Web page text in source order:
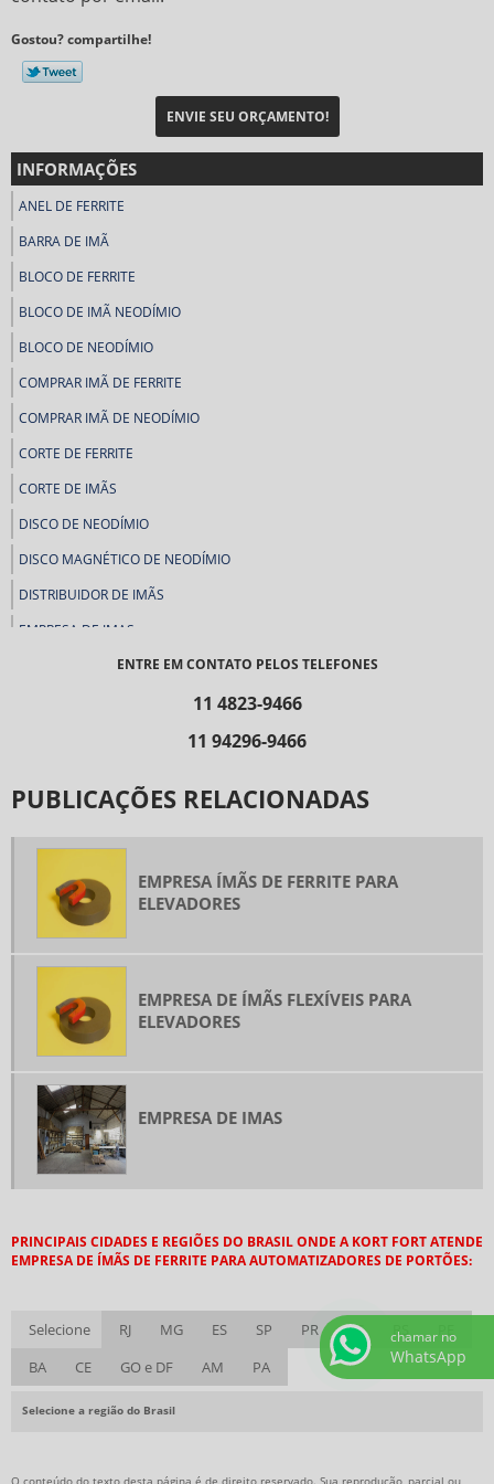
Gostou? compartilhe!
ENVIE SEU ORÇAMENTO!
INFORMAÇÕES
ANEL DE FERRITE
BARRA DE IMÃ
BLOCO DE FERRITE
BLOCO DE IMÃ NEODÍMIO
BLOCO DE NEODÍMIO
COMPRAR IMÃ DE FERRITE
COMPRAR IMÃ DE NEODÍMIO
CORTE DE FERRITE
CORTE DE IMÃS
DISCO DE NEODÍMIO
DISCO MAGNÉTICO DE NEODÍMIO
DISTRIBUIDOR DE IMÃS
EMPRESA DE IMAS
FABRICA DE FERRITE
FABRICANTE DE FERRITE
FERRITE DE ESTRÔNCIO
FERRITE MAGNÉTICO
FORNECEDOR DE IMAS
IMÃ ANISOTRÓPICO
IMÃ DE FERRITE
IMÃ DE FERRITE RETANGULAR
IMÃ DE NEODÍMIO
IMÃ DE NEODÍMIO COMPRAR
IMÃ DE NEODÍMIO ONDE COMPRAR SP
IMÃ DE NEODÍMIO PREÇO
IMÃ DE NEODÍMIO SOB MEDIDA
IMÃ FERRITE ANEL
ENTRE EM CONTATO PELOS TELEFONES
11 4823-9466
11 94296-9466
PUBLICAÇÕES RELACIONADAS
EMPRESA ÍMÃS DE FERRITE PARA
ELEVADORES
EMPRESA DE ÍMÃS FLEXÍVEIS PARA
ELEVADORES
EMPRESA DE IMAS
PRINCIPAIS CIDADES E REGIÕES DO BRASIL ONDE A KORT FORT ATENDE
EMPRESA DE ÍMÃS DE FERRITE PARA AUTOMATIZADORES DE PORTÕES:
Selecione RJ MG ES SP PR SC RS
BA
CE GO e DF AM PA
Selecione a região do Brasil
O conteúdo do texto desta página é de direito reservado. Sua reprodução, parcial ou
chamar no
WhatsApp